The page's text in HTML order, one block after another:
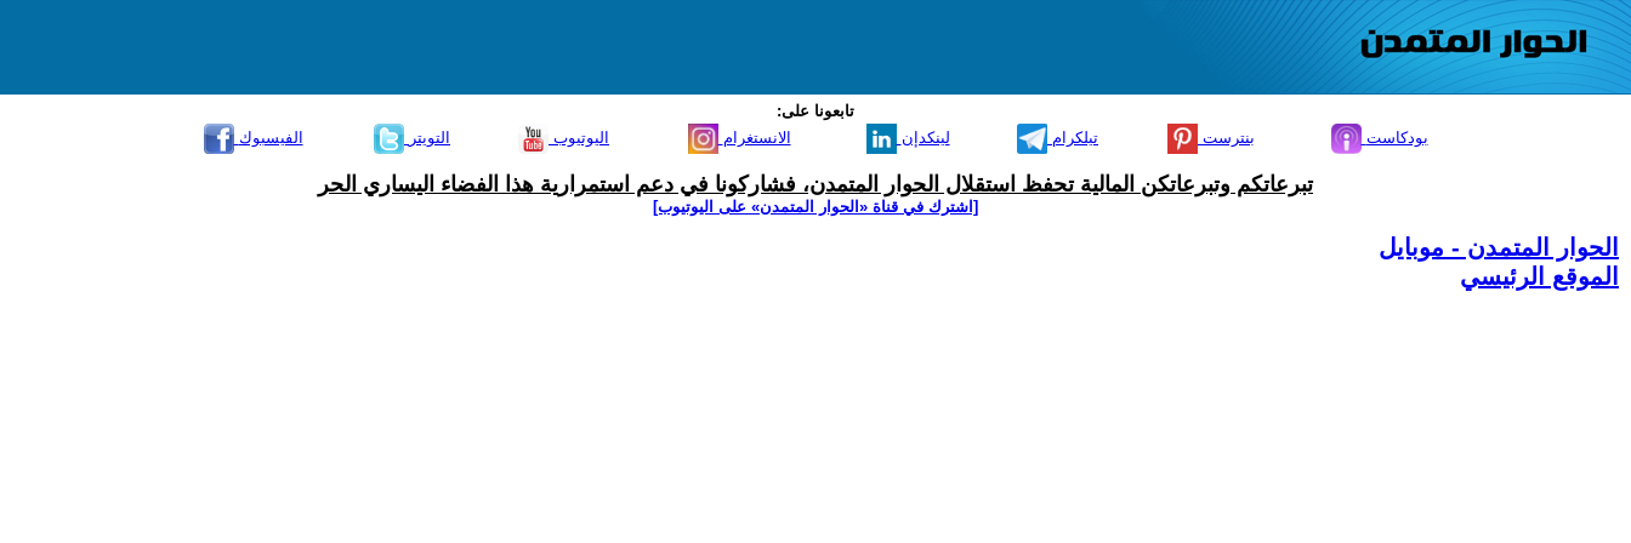
تابعونا على:
الفيسبوك
التويتر اليوتيوب الانستغرام لينكدإن تيلكرام بنترست بودكاست
تبرعاتكم وتبرعاتكن المالية تحفظ استقلال الحوار المتمدن، فشاركونا في دعم استمرارية هذا الفضاء اليساري الحر
[اشترك في قناة ‫«الحوار المتمدن» على اليوتيوب]
الحوار المتمدن - موبايل
الموقع الرئيسي